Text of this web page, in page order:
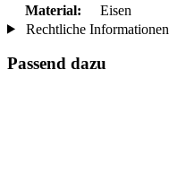
Material:
Eisen
Rechtliche Informationen
Passend dazu